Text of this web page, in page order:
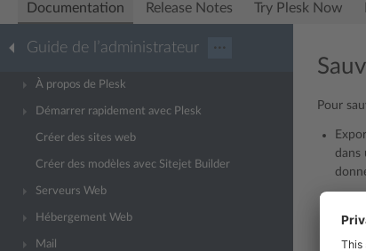
Documentation Release Notes Try Plesk Now
Guide de l’administrateur ···
À propos de Plesk
Démarrer rapidement avec Plesk
Créer des sites web
Créer des modèles avec Sitejet Builder
Serveurs Web
Hébergement Web
Mail
Pour
dans